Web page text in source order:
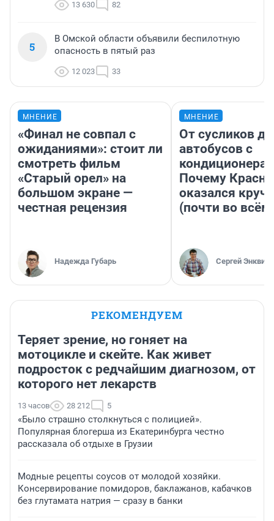
13 630 82
5
В Омской области объявили беспилотную
опасность в пятый раз
12 023 33
МНЕНИЕ
«Финал не совпал с
ожиданиями»: стоит ли
смотреть фильм
«Старый орел» на
большом экране —
честная рецензия
Надежда Губарь
МНЕНИЕ
От сусликов до
автобусов с
Почему
оказался
(почти во
Сергей Энквист
РЕКОМЕНДУЕМ
Теряет зрение, но гоняет на
мотоцикле и скейте. Как живет
подросток с редчайшим диагнозом, от
которого нет лекарств
13 часов 28 212 5
«Было страшно столкнуться с полицией».
Популярная блогерша из Екатеринбурга честно
рассказала об отдыхе в Грузии
Модные рецепты соусов от молодой хозяйки.
Консервирование помидоров, баклажанов, кабачков
без глутамата натрия — сразу в банки